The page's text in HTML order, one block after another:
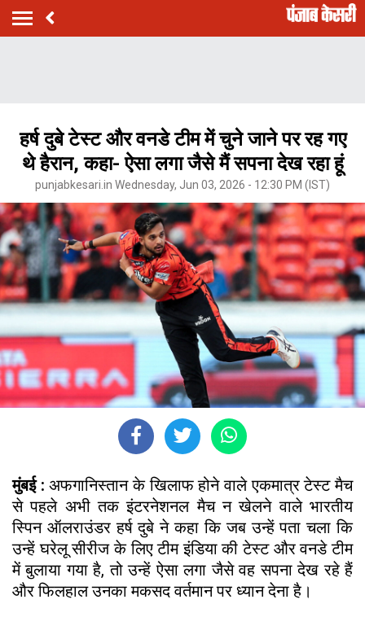
हर्ष दुबे टेस्ट और वनडे टीम में चुने जाने पर रह गए
थे हैरान, कहा- ऐसा लगा जैसे मैं सपना देख रहा हूं
punjabkesari.in Wednesday, Jun 03, 2026 - 12:30 PM (IST)
मुंबई : अफगानिस्तान के खिलाफ होने वाले एकमात्र टेस्ट मैच
से पहले अभी तक इंटरनेशनल मैच न खेलने वाले भारतीय
स्पिन ऑलराउंडर हर्ष दुबे ने कहा कि जब उन्हें पता चला कि
उन्हें घरेलू सीरीज के लिए टीम इंडिया की टेस्ट और वनडे टीम
में बुलाया गया है, तो उन्हें ऐसा लगा जैसे वह सपना देख रहे हैं
और फिलहाल उनका मकसद वर्तमान पर ध्यान देना है।